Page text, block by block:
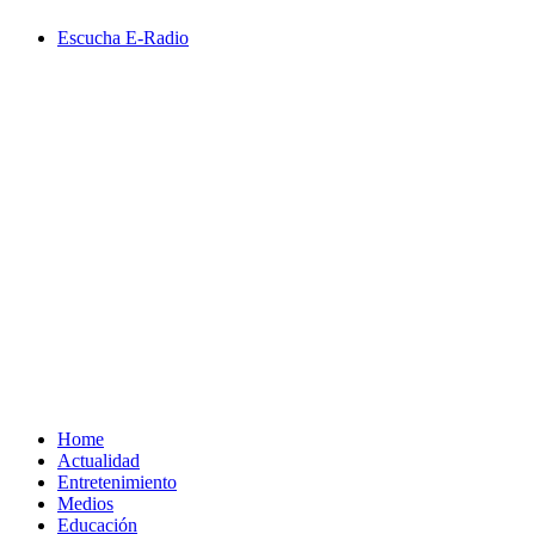
Escucha E-Radio
Home
Actualidad
Entretenimiento
Medios
Educación